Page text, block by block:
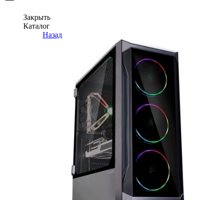
Закрыть
Каталог
Назад